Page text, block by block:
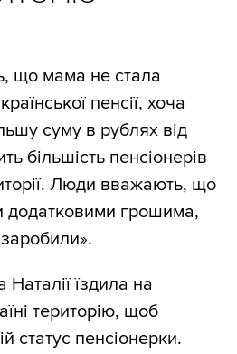
що мама не стала
пенсії, хоча
суму в рублях від
більшість пенсіонерів
Люди вважають, що
додатковими грошима,
їздила на
територію, щоб
статус пенсіонерки.